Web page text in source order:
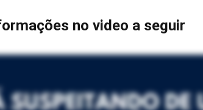
no video a seguir